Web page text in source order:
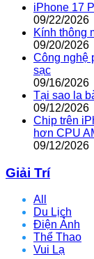
iPhone 17
09/22/2026
Kính thông
09/20/2026
Công nghệ
sạc
09/16/2026
Tại sao la
09/12/2026
Chip trên
hơn CPU
09/12/2026
Giải Trí
All
Du Lịch
Điện Ảnh
Thể Thao
Vui Lạ